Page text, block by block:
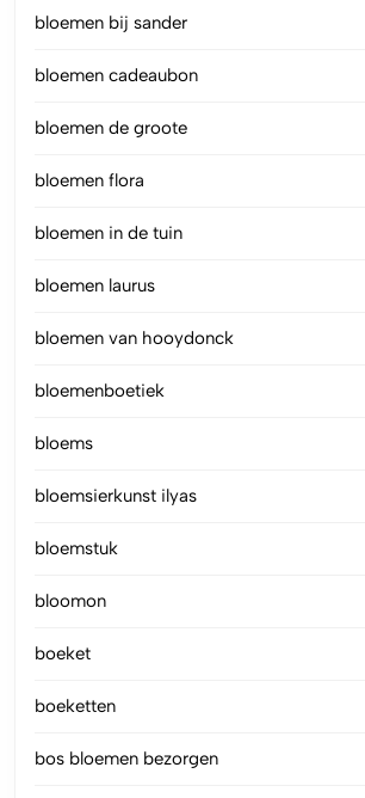
bloemen bij sander
bloemen cadeaubon
bloemen de groote
bloemen flora
bloemen in de tuin
bloemen laurus
bloemen van hooydonck
bloemenboetiek
bloems
bloemsierkunst ilyas
bloemstuk
bloomon
boeket
boeketten
bos bloemen bezorgen